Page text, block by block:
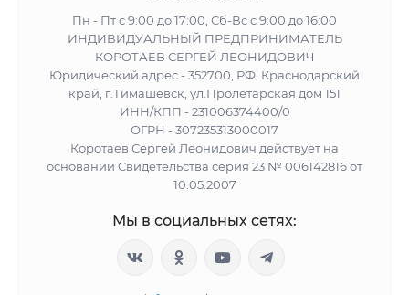
Пн - Пт с 9:00 до 17:00, Сб-Вс с 9:00 до 16:00
ИНДИВИДУАЛЬНЫЙ ПРЕДПРИНИМАТЕЛЬ
КОРОТАЕВ СЕРГЕЙ ЛЕОНИДОВИЧ
Юридический адрес - 352700, РФ, Краснодарский
край, г.Тимашевск, ул.Пролетарская дом 151
ИНН/КПП - 231006374400/0
ОГРН - 307235313000017
Коротаев Сергей Леонидович действует на
основании Свидетельства серия 23 № 006142816 от
10.05.2007
Мы в социальных сетях: